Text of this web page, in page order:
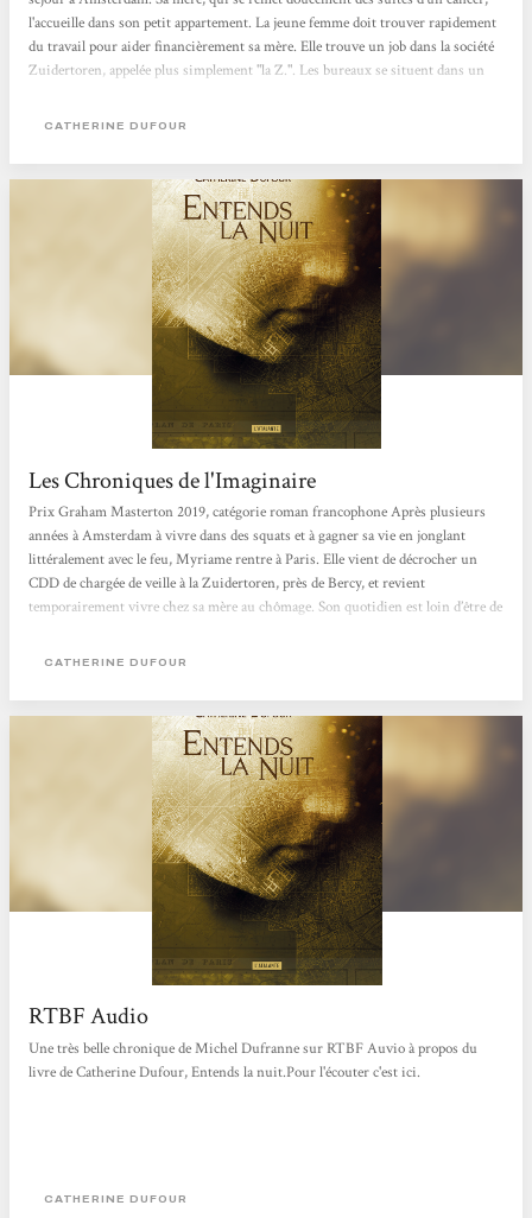
l'accueille dans son petit appartement. La jeune femme doit trouver rapidement
du travail pour aider financièrement sa mère. Elle trouve un job dans la société
Zuidertoren, appelée plus simplement "la Z.". Les bureaux se situent dans un
encore pire : humide, glacial, les murs suintant d'humidité. Il faudra plusieurs
CATHERINE DUFOUR
Les Chroniques de l'Imaginaire
Prix Graham Masterton 2019, catégorie roman francophone Après plusieurs
années à Amsterdam à vivre dans des squats et à gagner sa vie en jonglant
littéralement avec le feu, Myriame rentre à Paris. Elle vient de décrocher un
CDD de chargée de veille à la Zuidertoren, près de Bercy, et revient
temporairement vivre chez sa mère au chômage. Son quotidien est loin d’être de
ne suffisait pas, Myriame est payée une misère. La Zuidertoren semble
CATHERINE DUFOUR
RTBF Audio
Une très belle chronique de Michel Dufranne sur RTBF Auvio à propos du
livre de Catherine Dufour, Entends la nuit.Pour l'écouter c'est ici.
CATHERINE DUFOUR